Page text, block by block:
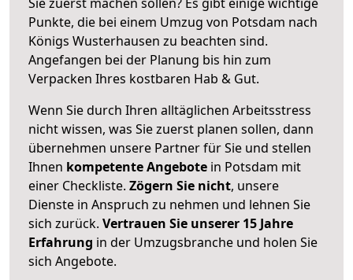
Punkte, die bei einem Umzug von Potsdam nach
Königs Wusterhausen zu beachten sind.
Angefangen bei der Planung bis hin zum
Verpacken Ihres kostbaren Hab & Gut.
Wenn Sie durch Ihren alltäglichen Arbeitsstress
nicht wissen, was Sie zuerst planen sollen, dann
übernehmen unsere Partner für Sie und stellen
Ihnen kompetente Angebote in Potsdam mit
einer Checkliste. Zögern Sie nicht, unsere
Dienste in Anspruch zu nehmen und lehnen Sie
sich zurück. Vertrauen Sie unserer 15 Jahre
Erfahrung in der Umzugsbranche und holen Sie
sich Angebote.